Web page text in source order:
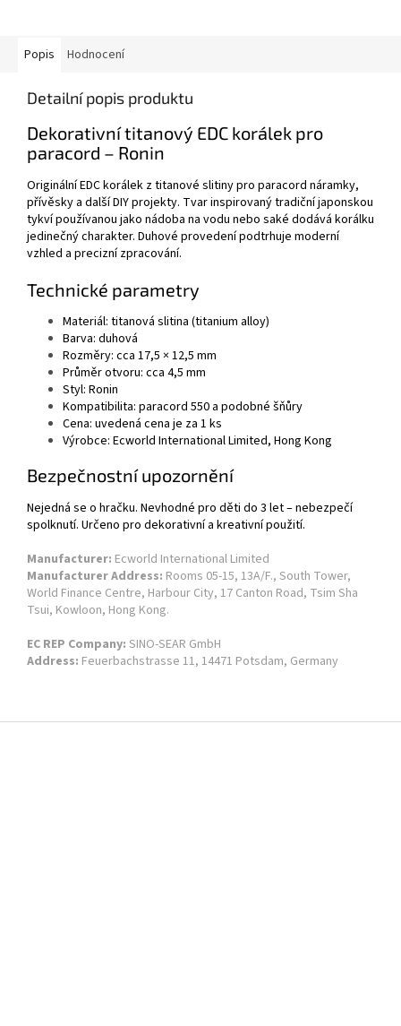
Popis Hodnocení
Detailní popis produktu
Dekorativní titanový EDC korálek pro
paracord – Ronin
Originální EDC korálek z titanové slitiny pro paracord náramky,
přívěsky a další DIY projekty. Tvar inspirovaný tradiční japonskou
tykví používanou jako nádoba na vodu nebo saké dodává korálku
jedinečný charakter. Duhové provedení podtrhuje moderní
vzhled a precizní zpracování.
Technické parametry
Materiál: titanová slitina (titanium alloy)
Barva: duhová
Rozměry: cca 17,5 × 12,5 mm
Průměr otvoru: cca 4,5 mm
Styl: Ronin
Kompatibilita: paracord 550 a podobné šňůry
Cena: uvedená cena je za 1 ks
Výrobce: Ecworld International Limited, Hong Kong
Bezpečnostní upozornění
Nejedná se o hračku. Nevhodné pro děti do 3 let – nebezpečí
spolknutí. Určeno pro dekorativní a kreativní použití.
Manufacturer: Ecworld International Limited
Manufacturer Address: Rooms 05-15, 13A/F., South Tower,
World Finance Centre, Harbour City, 17 Canton Road, Tsim Sha
Tsui, Kowloon, Hong Kong.
EC REP Company: SINO-SEAR GmbH
Address: Feuerbachstrasse 11, 14471 Potsdam, Germany